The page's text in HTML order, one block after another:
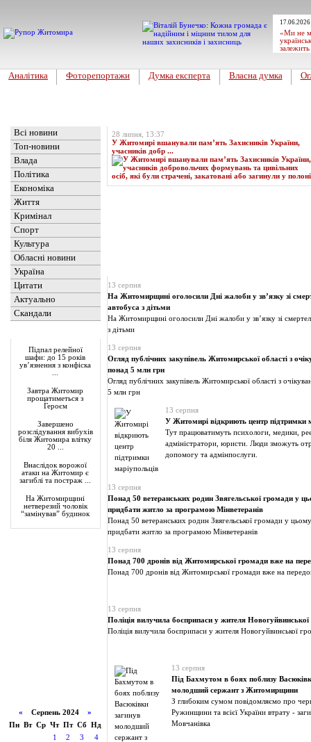
«Ми не
Аналітика Фоторепортажи Думка експерта Власна думка
Всі новини
Топ-новини
Влада
Політика
Економіка
Життя
Кримінал
Спорт
Культура
Обласні новини
Україна
Цитати
Актуально
Скандали
Підпал релейної
шафи: до 15 років
ув’язнення з конфіска
Завтра Житомир
прощатиметься з
Героєм
Завершено
розслідування вибухів
біля Житомира влітку
20 ...
Внаслідок ворожої
атаки на Житомир є
загиблі та постраж ...
На Житомирщині
нетверезий чоловік
“замінував” будинок
« Серпень 2024 »
Пн Вт Ср Чт Пт Сб Нд
1
2 3
4
28 липня, 13:37
У Житомирі вшанували пам’ять Захисників України,
учасників добр ...
13 серпня
На Житомирщині оголосили Дні жалоби у зв’язку зі
автобуса з дітьми
На Житомирщині оголосили Дні жалоби у зв’язку зі
з дітьми
13 серпня
Огляд публічних закупівель Житомирської області з
понад 5 млн грн
Огляд публічних закупівель Житомирської області з
5 млн грн
13 серпня
У Житомирі відкриють центр підтримки
Тут працюватимуть психологи, медики,
адміністратори, юристи. Люди зможуть
допомогу та адмінпослуги.
13 серпня
Понад 50 ветеранських родин Звягельської громади у
придбати житло за програмою Мінветеранів
Понад 50 ветеранських родин Звягельської громади у
придбати житло за програмою Мінветеранів
13 серпня
Понад 700 дронів від Житомирської громади вже на
Понад 700 дронів від Житомирської громади вже на
13 серпня
Поліція вилучила боєприпаси у жителя
Поліція вилучила боєприпаси у жителя Новогуйвинської
13 серпня
Під Бахмутом в боях поблизу
молодший сержант з Житомирщини
З глибоким сумом повідомляємо про
Ружинщини та всієї України втрату -
Мовчанівка